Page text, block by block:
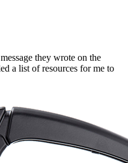
they wrote on the
a list of resources for me to